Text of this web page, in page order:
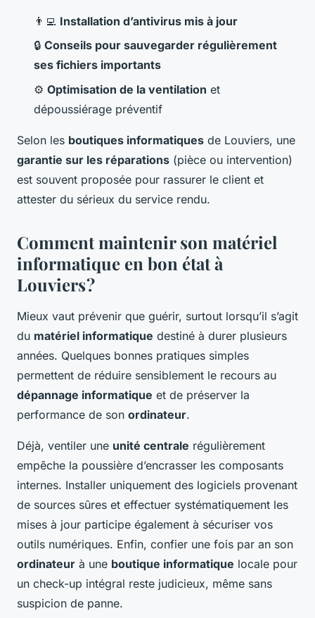
👨‍💻 Installation d’antivirus mis à jour
🔒 Conseils pour sauvegarder régulièrement
ses fichiers importants
⚙️ Optimisation de la ventilation et
dépoussiérage préventif
Selon les boutiques informatiques de Louviers, une
garantie sur les réparations (pièce ou intervention)
est souvent proposée pour rassurer le client et
attester du sérieux du service rendu.
Comment maintenir son matériel
informatique en bon état à
Louviers ?
Mieux vaut prévenir que guérir, surtout lorsqu’il s’agit
du matériel informatique destiné à durer plusieurs
années. Quelques bonnes pratiques simples
permettent de réduire sensiblement le recours au
dépannage informatique et de préserver la
performance de son ordinateur.
Déjà, ventiler une unité centrale régulièrement
empêche la poussière d’encrasser les composants
internes. Installer uniquement des logiciels provenant
de sources sûres et effectuer systématiquement les
mises à jour participe également à sécuriser vos
outils numériques. Enfin, confier une fois par an son
ordinateur à une boutique informatique locale pour
un check-up intégral reste judicieux, même sans
suspicion de panne.